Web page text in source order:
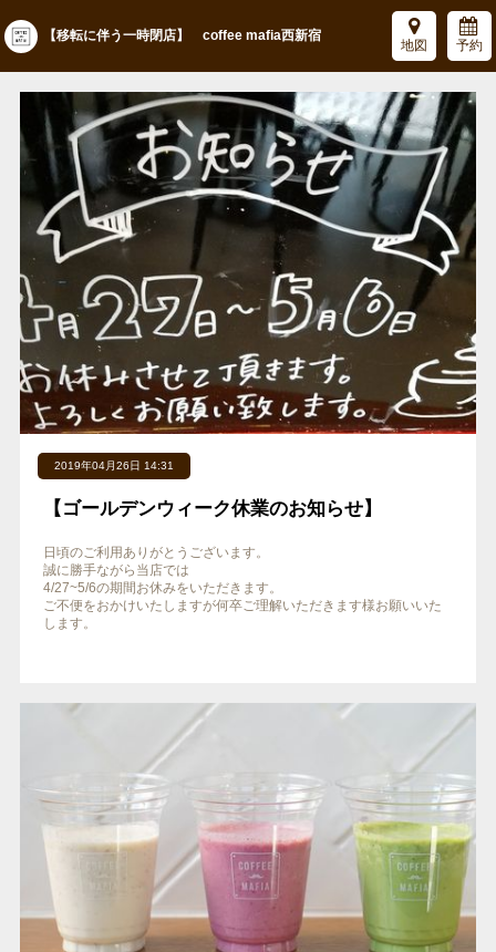
【移転に伴う一時閉店】 coffee mafia西新宿
地図 予約
2019年04月26日 14:31
【ゴールデンウィーク休業のお知らせ】
日頃のご利用ありがとうございます。
誠に勝手ながら当店では
4/27~5/6の期間お休みをいただきます。
ご不便をおかけいたしますが何卒ご理解いただきます様お願いいた
します。